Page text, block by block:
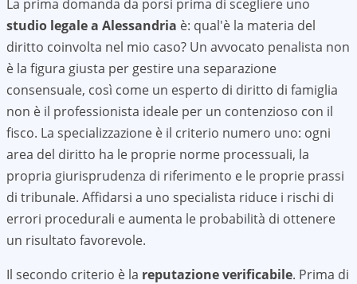
La prima domanda da porsi prima di scegliere uno
studio legale a Alessandria è: qual'è la materia del
diritto coinvolta nel mio caso? Un avvocato penalista non
è la figura giusta per gestire una separazione
consensuale, così come un esperto di diritto di famiglia
non è il professionista ideale per un contenzioso con il
fisco. La specializzazione è il criterio numero uno: ogni
area del diritto ha le proprie norme processuali, la
propria giurisprudenza di riferimento e le proprie prassi
di tribunale. Affidarsi a uno specialista riduce i rischi di
errori procedurali e aumenta le probabilità di ottenere
un risultato favorevole.
Il secondo criterio è la reputazione verificabile. Prima di